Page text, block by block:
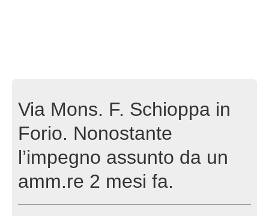
Via Mons. F. Schioppa in
Forio. Nonostante
l’impegno assunto da un
amm.re 2 mesi fa.